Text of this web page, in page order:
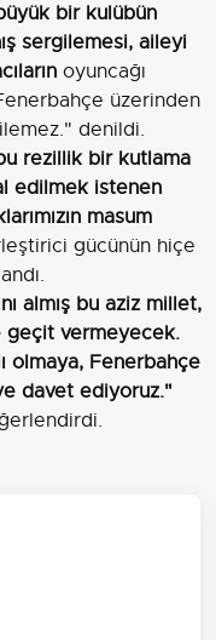
bir kulübün
sergilemesi, aileyi
oyuncağı
üzerinden
denildi.
rezillik bir kutlama
edilmek istenen
masum
gücünün hiçe
almış bu aziz millet,
geçit vermeyecek.
olmaya, Fenerbahçe
davet ediyoruz."